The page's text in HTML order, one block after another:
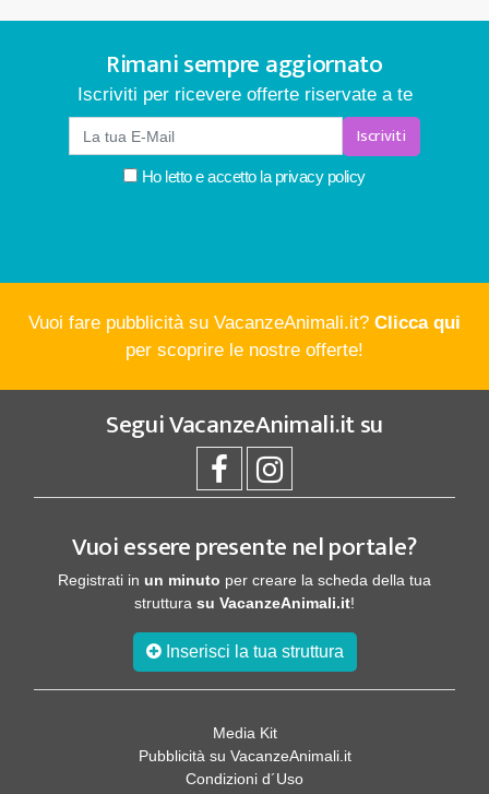
Rimani sempre aggiornato
Iscriviti per ricevere offerte riservate a te
Iscriviti
Ho letto e accetto laprivacy policy
Vuoi fare pubblicità su VacanzeAnimali.it? Clicca qui
per scoprire le nostre offerte!
SeguiVacanzeAnimali.itsu
Vuoi essere presente nel portale?
Registrati in un minuto per creare la scheda della tua
struttura su VacanzeAnimali.it!
Inserisci la tua struttura
Media Kit
Pubblicità su VacanzeAnimali.it
Condizioni d´Uso